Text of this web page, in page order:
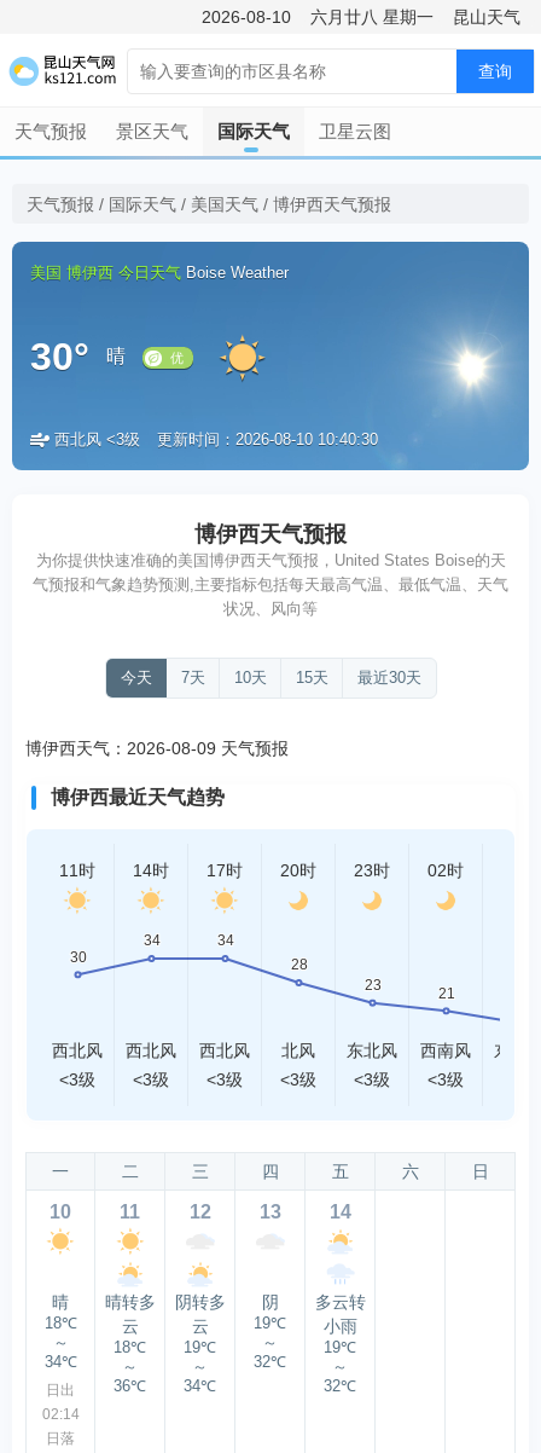
2026-08-10 六月廿八 星期一 昆山天气
查询
天气预报 景区天气 国际天气 卫星云图
天气预报 / 国际天气 / 美国天气 / 博伊西天气预报
美国 博伊西 今日天气 Boise Weather
30° 晴
优
西北风 <3级 更新时间：2026-08-10 10:40:30
博伊西天气预报
为你提供快速准确的美国博伊西天气预报，United States Boise的天
气预报和气象趋势预测,主要指标包括每天最高气温、最低气温、天气
状况、风向等
今天 7天 10天 15天 最近30天
博伊西天气：2026-08-09 天气预报
博伊西最近天气趋势
11时
西北风
<3级
14时
西北风
<3级
17时
西北风
<3级
20时
北风
<3级
23时
东北风
<3级
02时
西南风
<3级
东北
一 二 三 四 五 六 日
10
晴
18℃
～
34℃
日出
02:14
日落
11
晴转多
云
18℃
～
36℃
12
阴转多
云
19℃
～
34℃
13
阴
19℃
～
32℃
14
多云转
小雨
19℃
～
32℃